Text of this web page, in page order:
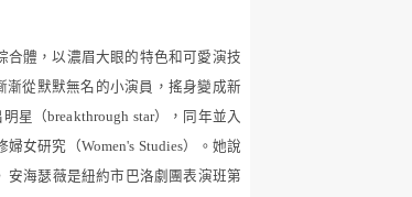
合體，以濃眉大眼的特色和可愛演技
從默默無名的小演員，搖身變成新
明星（breakthrough star）， 同年並入
婦女研究（Women's Studies）。她說
安海瑟薇是紐約市巴洛劇團表演班第